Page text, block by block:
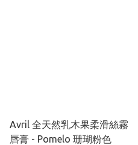
Avril 全天然乳木果柔滑絲霧
唇膏 - Pomelo 珊瑚粉色